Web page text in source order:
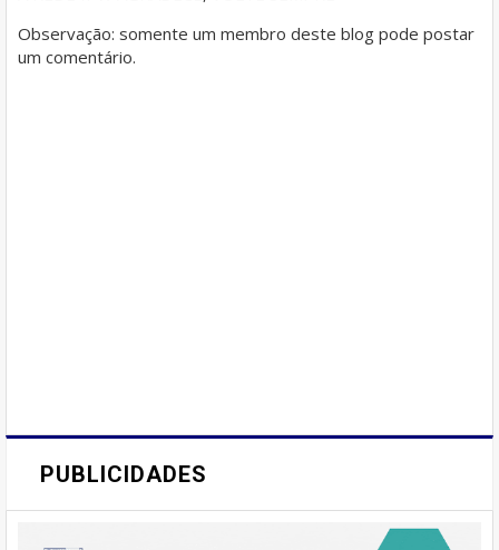
Observação: somente um membro deste blog pode postar
um comentário.
PUBLICIDADES